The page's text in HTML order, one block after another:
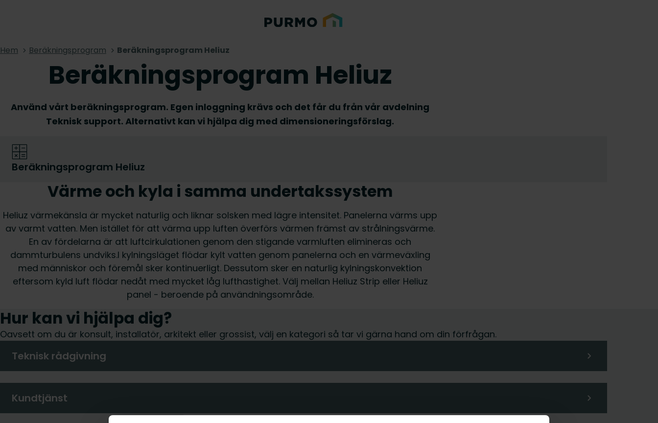
Hem Beräkningsprogram Beräkningsprogram Heliuz
Beräkningsprogram Heliuz
Använd vårt beräkningsprogram. Egen inloggning krävs och det får du från vår avdelning
Teknisk support. Alternativt kan vi hjälpa dig med dimensioneringsförslag.
Beräkningsprogram Heliuz
Värme och kyla i samma undertakssystem
Heliuz värmekänsla är mycket naturlig och liknar solsken med lägre intensitet. Panelerna värms upp
av varmt vatten. Men istället för att värma upp luften överförs värmen främst av strålningsvärme.
En av fördelarna är att luftcirkulationen genom den stigande varmluften elimineras och
dammturbulens undviks.I kylningsläget flödar kylt vatten genom panelerna och en värmeväxling
med människor och föremål sker kontinuerligt. Dessutom sker en naturlig kylningskonvektion
eftersom kyld luft flödar nedåt med mycket låg lufthastighet. Välj mellan Heliuz Strip eller Heliuz
panel - beroende på användningsområde.
Hur kan vi hjälpa dig?
Oavsett om du är konsult, installatör, arkitekt eller grossist, välj en kategori så tar vi gärna hand om din förfrågan.
Teknisk rådgivning
Kundtjänst